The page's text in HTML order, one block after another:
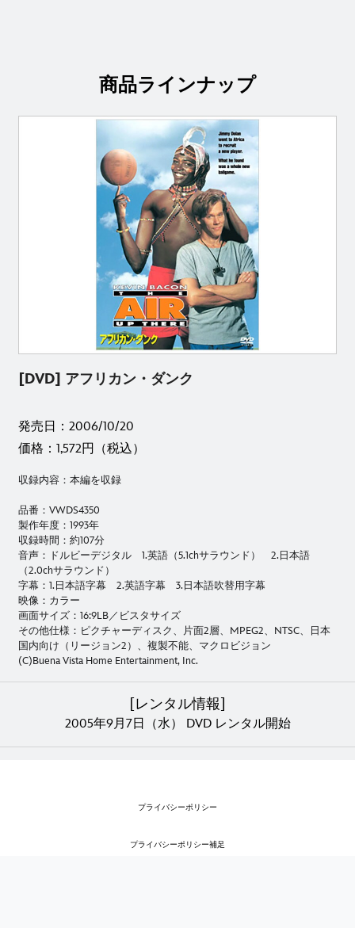
商品ラインナップ
[DVD] アフリカン・ダンク
発売日：2006/10/20
価格：1,572円（税込）
収録内容：本編を収録
品番：VWDS4350
製作年度：1993年
収録時間：約107分
音声：ドルビーデジタル 1.英語（5.1chサラウンド） 2.日本語
（2.0chサラウンド）
字幕：1.日本語字幕 2.英語字幕 3.日本語吹替用字幕
映像：カラー
画面サイズ：16:9LB／ビスタサイズ
その他仕様：ピクチャーディスク、片面2層、MPEG2、NTSC、日本
国内向け（リージョン2）、複製不能、マクロビジョン
(C)Buena Vista Home Entertainment, Inc.
[レンタル情報]
2005年9月7日（水） DVD レンタル開始
プライバシーポリシー
プライバシーポリシー補足